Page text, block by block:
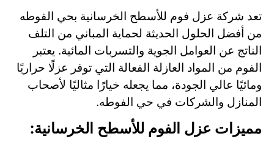
تعد شركة عزل فوم للأسطح الخرسانية بحي الفوطه
من أفضل الحلول الحديثة لحماية المباني من التلف
الناتج عن العوامل الجوية والتسربات المائية. يعتبر
الفوم من المواد العازلة الفعالة التي توفر عزلًا حراريًا
ومائيًا عالي الجودة، مما يجعله خيارًا مثاليًا لأصحاب
المنازل والشركات في حي الفوطه.
مميزات عزل الفوم للأسطح الخرسانية: